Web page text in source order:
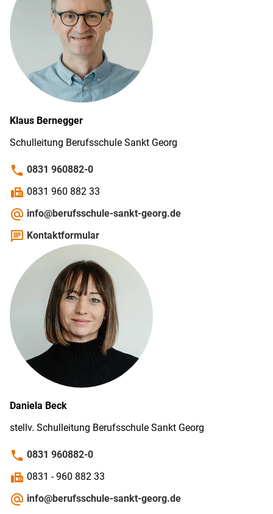
Klaus Bernegger
Schulleitung Berufsschule Sankt Georg
phone 0831 960882-0
fax 0831 960 882 33
alternate_email info@berufsschule-sankt-georg.de
chat Kontaktformular
Daniela Beck
stellv. Schul­leitung Berufs­schule Sankt Georg
phone 0831 960882-0
fax 0831 - 960 882 33
alternate_email info@berufsschule-sankt-georg.de